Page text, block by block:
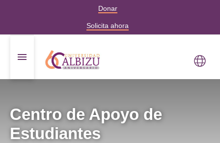
Donar
Solicita ahora
Centro de Apoyo de
Estudiantes